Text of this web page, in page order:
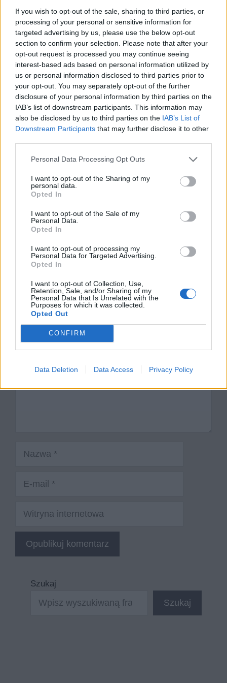
If you wish to opt-out of the sale, sharing to third parties, or
processing of your personal or sensitive information for
targeted advertising by us, please use the below opt-out
section to confirm your selection. Please note that after your
opt-out request is processed you may continue seeing
interest-based ads based on personal information utilized by
us or personal information disclosed to third parties prior to
your opt-out. You may separately opt-out of the further
disclosure of your personal information by third parties on the
IAB’s list of downstream participants. This information may
also be disclosed by us to third parties on the IAB’s List of
Downstream Participants that may further disclose it to other
Personal Data Processing Opt Outs
I want to opt-out of the Sharing of my
personal data.
Opted In
I want to opt-out of the Sale of my
Personal Data.
Opted In
I want to opt-out of processing my
Personal Data for Targeted Advertising.
Opted In
I want to opt-out of Collection, Use,
Retention, Sale, and/or Sharing of my
Personal Data that Is Unrelated with the
Purposes for which it was collected.
Opted Out
CONFIRM
Data Deletion Data Access Privacy Policy
Uzasadnij odpowiedź, podając
przykłady takich postaci z innych
tekstów kultury.
Raport o stanie wojennym –
interpretacja tytułu
Kategorie
opracowania
Tagi
Raport o stanie wojennym - opracowanie
Dlaczego opowiadanie Stan wojny jest
Przedstaw charakterystykę starszej kobiety.
Zwróć uwagę na jej wygląd i zachowanie. Jakie
cechy osobowości bohaterki sugeruje ten opis?
Kogo lub co może symbolizować staruszka?
Uzasadnij odpowiedź, podając przykłady takich
postaci z innych tekstów kultury.
Dodaj komentarz
Komentarz
Witryna
internetowa
Szukaj
Szukaj